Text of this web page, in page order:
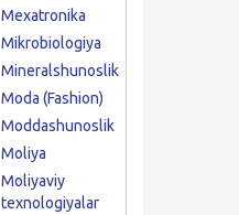
Mexatronika
Mikrobiologiya
Mineralshunoslik
Moda (Fashion)
Moddashunoslik
Moliya
Moliyaviy
texnologiyalar